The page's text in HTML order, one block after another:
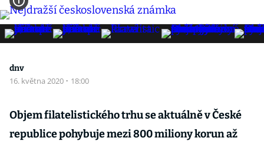
dnv
16. května 2020 · 18:00
Objem filatelistického trhu se aktuálně v České
republice pohybuje mezi 800 miliony korun až